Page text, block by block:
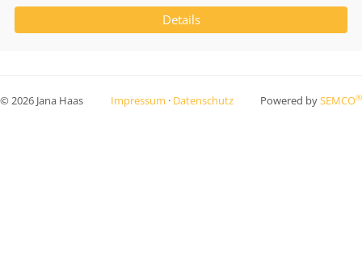
Details
© 2026 Jana Haas Impressum · Datenschutz Powered bySEMCO®